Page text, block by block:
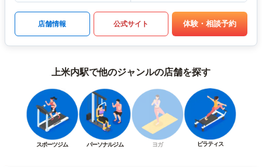
店舗情報 公式サイト 体験・相談予約
上米内駅で他のジャンルの店舗を探す
スポーツジム パーソナルジム ヨガ ピラティス